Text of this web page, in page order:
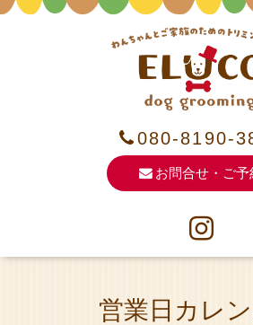
080-8190-
お問合せ・ご予
営業日カレ